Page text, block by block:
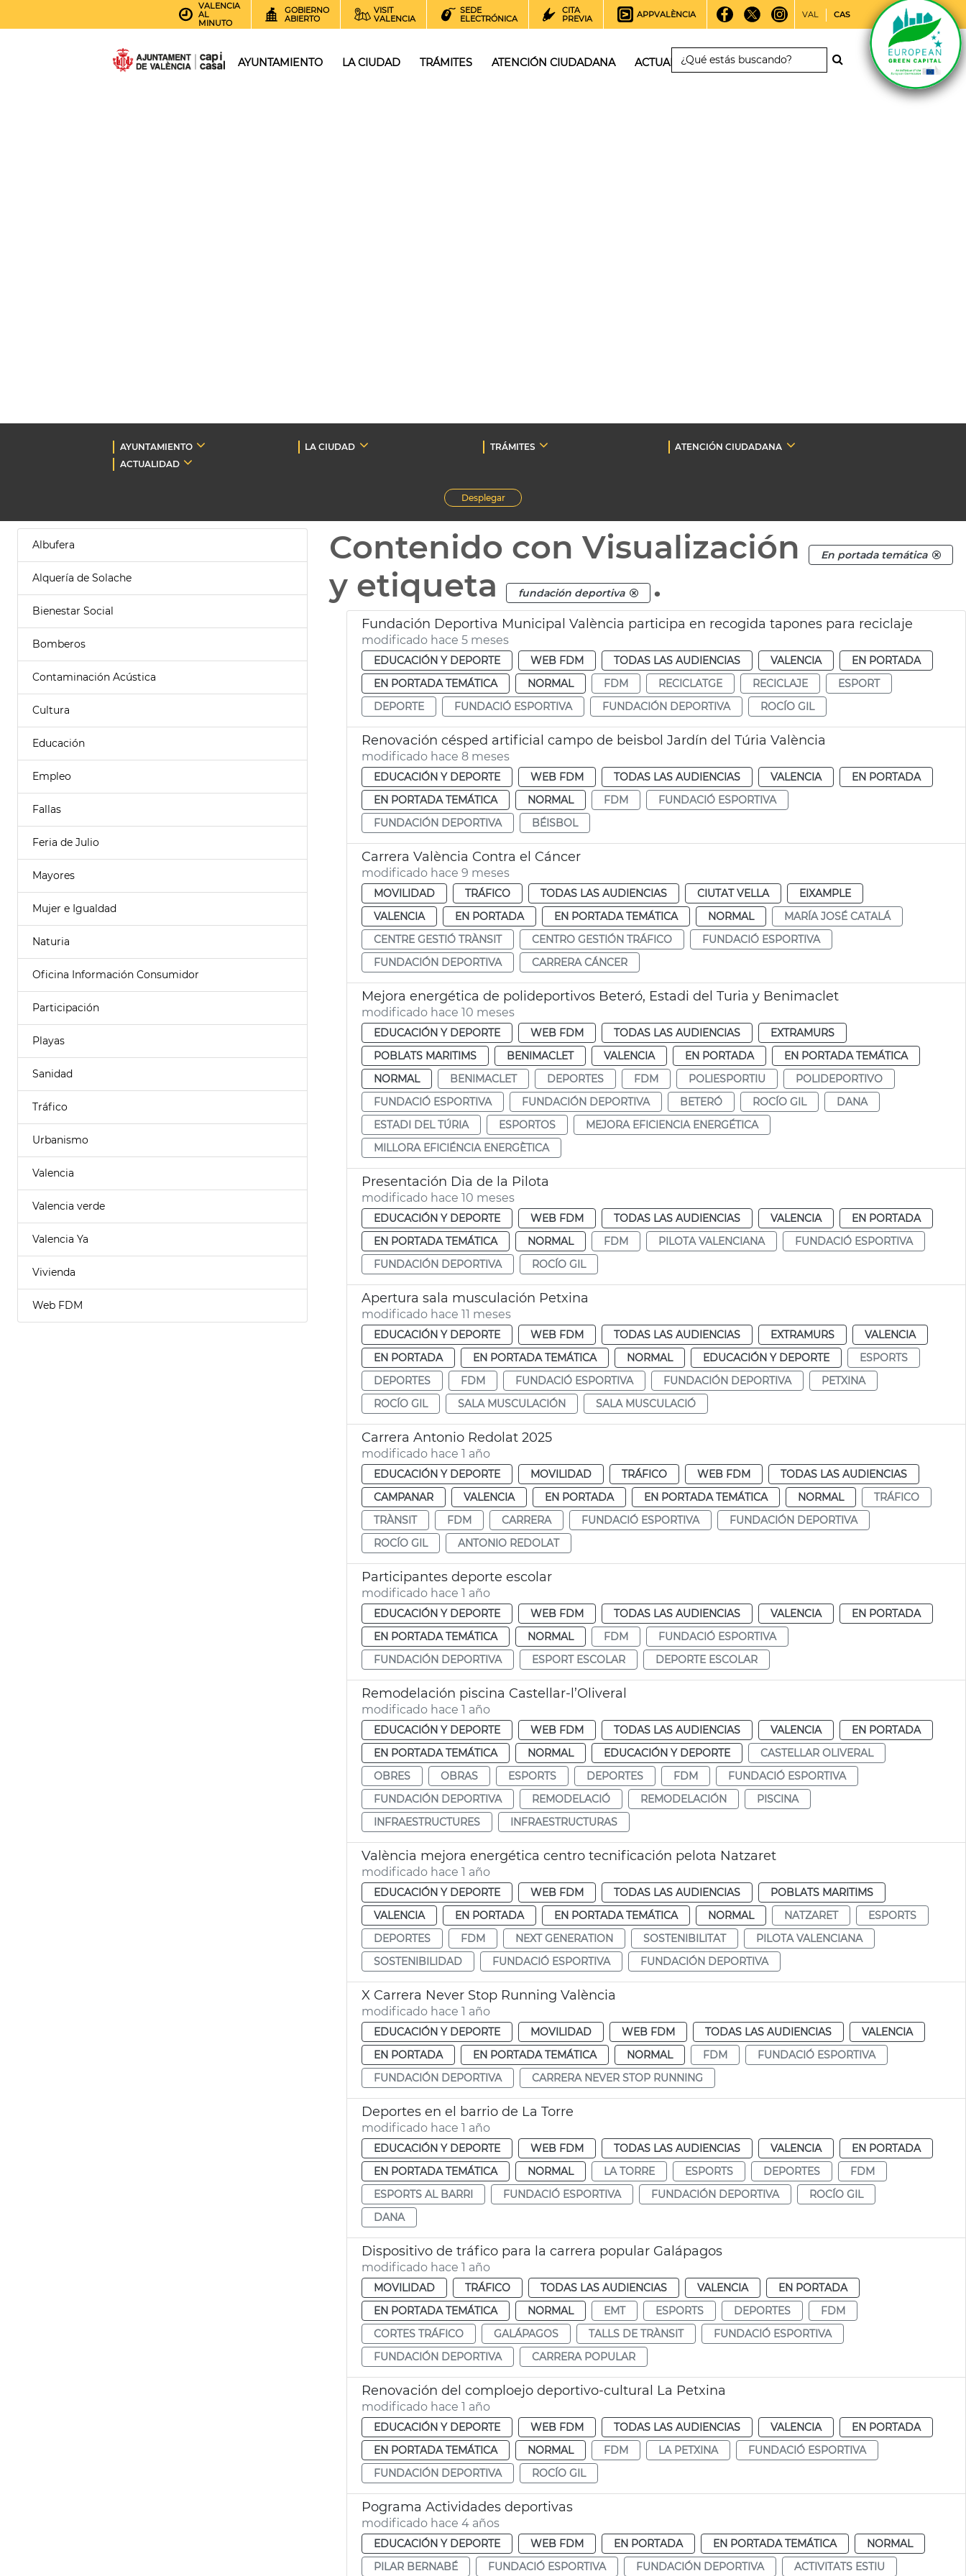
VALENCIA
AL
MINUTO
GOBIERNO
ABIERTO
VISIT
VALENCIA
SEDE
ELECTRÓNICA
CITA
PREVIA
APPVALÈNCIA VAL CAS
AYUNTAMIENTO LA CIUDAD TRÁMITES ATENCIÓN CIUDADANA ACTUALIDAD
AYUNTAMIENTO LA CIUDAD TRÁMITES
ATENCIÓN CIUDADANA
ACTUALIDAD
Desplegar
Albufera
Alquería de Solache
Bienestar Social
Bomberos
Contaminación Acústica
Cultura
Educación
Empleo
Fallas
Feria de Julio
Mayores
Mujer e Igualdad
Naturia
Oficina Información Consumidor
Participación
Playas
Sanidad
Tráfico
Urbanismo
Valencia
Valencia verde
Valencia Ya
Vivienda
Web FDM
Contenido con Visualización En portada temática
y etiqueta fundación deportiva .
Fundación Deportiva Municipal València participa en recogida tapones para reciclaje
modificado hace 5 meses
EDUCACIÓN Y DEPORTE WEB FDM TODAS LAS AUDIENCIAS VALENCIA
EN PORTADA
EN PORTADA TEMÁTICA
NORMAL FDM RECICLATGE RECICLAJE
ESPORT
DEPORTE
FUNDACIÓ ESPORTIVA FUNDACIÓN DEPORTIVA ROCÍO GIL
Renovación césped artificial campo de beisbol Jardín del Túria València
modificado hace 8 meses
EDUCACIÓN Y DEPORTE WEB FDM TODAS LAS AUDIENCIAS VALENCIA
EN PORTADA
EN PORTADA TEMÁTICA
NORMAL FDM
FUNDACIÓ ESPORTIVA
FUNDACIÓN DEPORTIVA
BÉISBOL
Carrera València Contra el Cáncer
modificado hace 9 meses
MOVILIDAD TRÁFICO TODAS LAS AUDIENCIAS CIUTAT VELLA
EIXAMPLE
VALENCIA
EN PORTADA EN PORTADA TEMÁTICA NORMAL
MARÍA JOSÉ CATALÁ
CENTRE GESTIÓ TRÀNSIT
CENTRO GESTIÓN TRÁFICO
FUNDACIÓ ESPORTIVA
FUNDACIÓN DEPORTIVA
CARRERA CÁNCER
Mejora energética de polideportivos Beteró, Estadi del Turia y Benimaclet
modificado hace 10 meses
EDUCACIÓN Y DEPORTE WEB FDM TODAS LAS AUDIENCIAS
EXTRAMURS
POBLATS MARITIMS
BENIMACLET VALENCIA EN PORTADA
EN PORTADA TEMÁTICA
NORMAL
BENIMACLET DEPORTES FDM POLIESPORTIU
POLIDEPORTIVO
FUNDACIÓ ESPORTIVA
FUNDACIÓN DEPORTIVA BETERÓ ROCÍO GIL
DANA
ESTADI DEL TÚRIA
ESPORTOS
MEJORA EFICIENCIA ENERGÉTICA
MILLORA EFICIÉNCIA ENERGÈTICA
Presentación Dia de la Pilota
modificado hace 10 meses
EDUCACIÓN Y DEPORTE WEB FDM TODAS LAS AUDIENCIAS VALENCIA
EN PORTADA
EN PORTADA TEMÁTICA
NORMAL FDM PILOTA VALENCIANA
FUNDACIÓ ESPORTIVA
FUNDACIÓN DEPORTIVA
ROCÍO GIL
Apertura sala musculación Petxina
modificado hace 11 meses
EDUCACIÓN Y DEPORTE WEB FDM TODAS LAS AUDIENCIAS EXTRAMURS
VALENCIA
EN PORTADA
EN PORTADA TEMÁTICA NORMAL EDUCACIÓN Y DEPORTE
ESPORTS
DEPORTES
FDM FUNDACIÓ ESPORTIVA FUNDACIÓN DEPORTIVA
PETXINA
ROCÍO GIL
SALA MUSCULACIÓN SALA MUSCULACIÓ
Carrera Antonio Redolat 2025
modificado hace 1 año
EDUCACIÓN Y DEPORTE MOVILIDAD TRÁFICO WEB FDM
TODAS LAS AUDIENCIAS
CAMPANAR
VALENCIA EN PORTADA EN PORTADA TEMÁTICA NORMAL
TRÁFICO
TRÀNSIT
FDM CARRERA FUNDACIÓ ESPORTIVA
FUNDACIÓN DEPORTIVA
ROCÍO GIL
ANTONIO REDOLAT
Participantes deporte escolar
modificado hace 1 año
EDUCACIÓN Y DEPORTE WEB FDM TODAS LAS AUDIENCIAS VALENCIA
EN PORTADA
EN PORTADA TEMÁTICA
NORMAL FDM
FUNDACIÓ ESPORTIVA
FUNDACIÓN DEPORTIVA
ESPORT ESCOLAR DEPORTE ESCOLAR
Remodelación piscina Castellar-l’Oliveral
modificado hace 1 año
EDUCACIÓN Y DEPORTE WEB FDM TODAS LAS AUDIENCIAS VALENCIA
EN PORTADA
EN PORTADA TEMÁTICA
NORMAL EDUCACIÓN Y DEPORTE
CASTELLAR OLIVERAL
OBRES
OBRAS ESPORTS DEPORTES FDM
FUNDACIÓ ESPORTIVA
FUNDACIÓN DEPORTIVA
REMODELACIÓ REMODELACIÓN
PISCINA
INFRAESTRUCTURES
INFRAESTRUCTURAS
València mejora energética centro tecnificación pelota Natzaret
modificado hace 1 año
EDUCACIÓN Y DEPORTE WEB FDM TODAS LAS AUDIENCIAS
POBLATS MARITIMS
VALENCIA
EN PORTADA EN PORTADA TEMÁTICA NORMAL NATZARET
ESPORTS
DEPORTES
FDM NEXT GENERATION SOSTENIBILITAT
PILOTA VALENCIANA
SOSTENIBILIDAD
FUNDACIÓ ESPORTIVA FUNDACIÓN DEPORTIVA
X Carrera Never Stop Running València
modificado hace 1 año
EDUCACIÓN Y DEPORTE MOVILIDAD WEB FDM TODAS LAS AUDIENCIAS
VALENCIA
EN PORTADA
EN PORTADA TEMÁTICA NORMAL FDM
FUNDACIÓ ESPORTIVA
FUNDACIÓN DEPORTIVA
CARRERA NEVER STOP RUNNING
Deportes en el barrio de La Torre
modificado hace 1 año
EDUCACIÓN Y DEPORTE WEB FDM TODAS LAS AUDIENCIAS VALENCIA
EN PORTADA
EN PORTADA TEMÁTICA
NORMAL LA TORRE ESPORTS DEPORTES
FDM
ESPORTS AL BARRI
FUNDACIÓ ESPORTIVA FUNDACIÓN DEPORTIVA
ROCÍO GIL
DANA
Dispositivo de tráfico para la carrera popular Galápagos
modificado hace 1 año
MOVILIDAD TRÁFICO TODAS LAS AUDIENCIAS VALENCIA
EN PORTADA
EN PORTADA TEMÁTICA
NORMAL EMT ESPORTS DEPORTES
FDM
CORTES TRÁFICO
GALÁPAGOS TALLS DE TRÀNSIT
FUNDACIÓ ESPORTIVA
FUNDACIÓN DEPORTIVA
CARRERA POPULAR
Renovación del comploejo deportivo-cultural La Petxina
modificado hace 1 año
EDUCACIÓN Y DEPORTE WEB FDM TODAS LAS AUDIENCIAS VALENCIA
EN PORTADA
EN PORTADA TEMÁTICA
NORMAL FDM LA PETXINA
FUNDACIÓ ESPORTIVA
FUNDACIÓN DEPORTIVA
ROCÍO GIL
Pograma Actividades deportivas
modificado hace 4 años
EDUCACIÓN Y DEPORTE WEB FDM EN PORTADA EN PORTADA TEMÁTICA
NORMAL
PILAR BERNABÉ
FUNDACIÓ ESPORTIVA FUNDACIÓN DEPORTIVA ACTIVITATS ESTIU